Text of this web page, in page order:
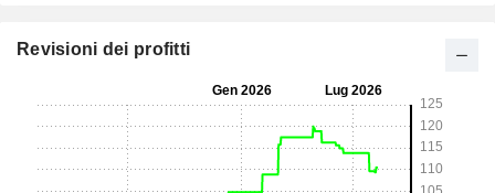
Revisioni dei profitti